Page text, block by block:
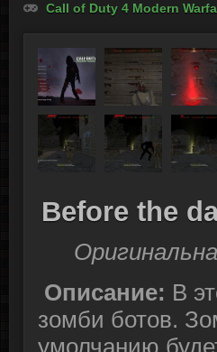
Call of Duty 4 Modern
Before the
Описание: В
зомби ботов.
умолчанию